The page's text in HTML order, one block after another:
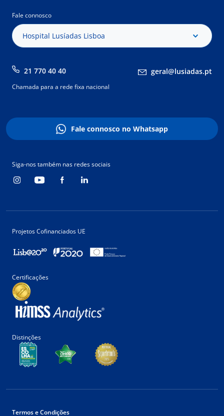
Fale connosco
Hospital Lusíadas Lisboa
21 770 40 40 geral@lusiadas.pt
Chamada para a rede fixa nacional
Fale connosco no Whatsapp
Siga-nos também nas redes sociais
Projetos Cofinanciados UE
Certificações
Distinções
Termos e Condições